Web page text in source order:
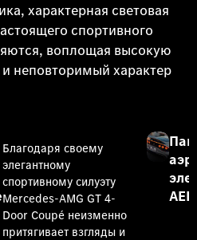
характерная световая
спортивного
воплощая высокую
неповторимый характер
Благодаря своему
элегантному
спортивному силуэту
Mercedes-AMG GT 4-
Door Coupé неизменно
притягивает взгляды и